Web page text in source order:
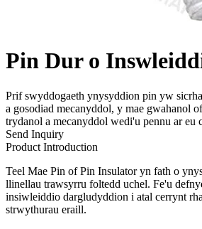
Pin Dur o
Prif swyddogaeth ynysyddion pin yw
a gosodiad mecanyddol, y mae gwahanol
trydanol a mecanyddol wedi'u pennu ar eu
Send Inquiry
Product Introduction
Teel Mae Pin of Pin Insulator yn fath o
llinellau trawsyrru foltedd uchel. Fe'u
insiwleiddio dargludyddion i atal cerrynt
strwythurau eraill.